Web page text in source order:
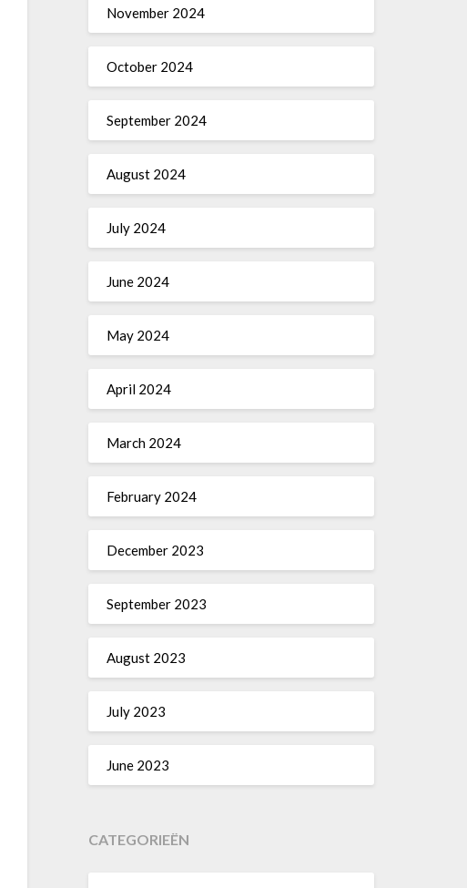
November 2024
October 2024
September 2024
August 2024
July 2024
June 2024
May 2024
April 2024
March 2024
February 2024
December 2023
September 2023
August 2023
July 2023
June 2023
CATEGORIEËN